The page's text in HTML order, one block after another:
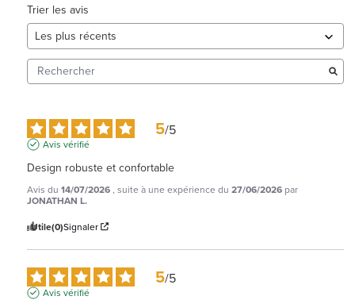
Trier les avis
5/5
Avis vérifié
Design robuste et confortable
Avis du 14/07/2026, suite à une expérience du 27/06/2026 par
JONATHAN L.
Utile(0)Signaler
5/5
Avis vérifié